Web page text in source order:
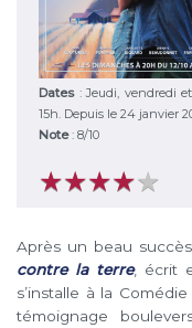
Dates : Jeudi, vendredi
15h. Depuis le 24 janvier
Note: 8/10
★★★★★
★★★★★
Après un beau
contre la terre, écrit
s’installe à la
témoignage